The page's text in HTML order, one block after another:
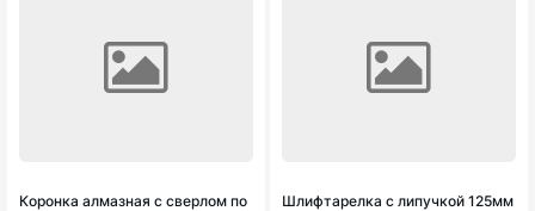
Коронка алмазная с сверлом по
Шлифтарелка с липучкой 125мм